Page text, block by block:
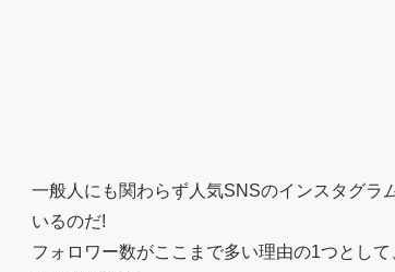
一般人にも関わらず人気SNSのインスタグラ
いるのだ!
フォロワー数がここまで多い理由の1つとし